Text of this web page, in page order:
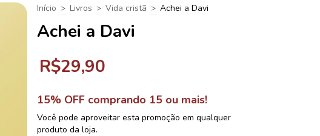
Início > Livros > Vida cristã > Achei a Davi
Achei a Davi
R$29,90
15% OFF comprando 15 ou mais!
Você pode aproveitar esta promoção em qualquer
produto da loja.